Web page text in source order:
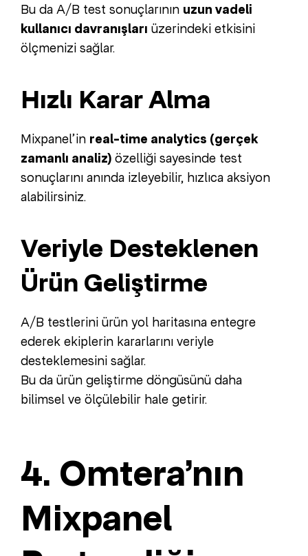
Bu da A/B test sonuçlarının uzun vadeli
kullanıcı davranışları üzerindeki etkisini
ölçmenizi sağlar.
Hızlı Karar Alma
Mixpanel’in real-time analytics (gerçek
zamanlı analiz) özelliği sayesinde test
sonuçlarını anında izleyebilir, hızlıca aksiyon
alabilirsiniz.
Veriyle Desteklenen
Ürün Geliştirme
A/B testlerini ürün yol haritasına entegre
ederek ekiplerin kararlarını veriyle
desteklemesini sağlar.
Bu da ürün geliştirme döngüsünü daha
bilimsel ve ölçülebilir hale getirir.
4. Omtera’nın
Mixpanel